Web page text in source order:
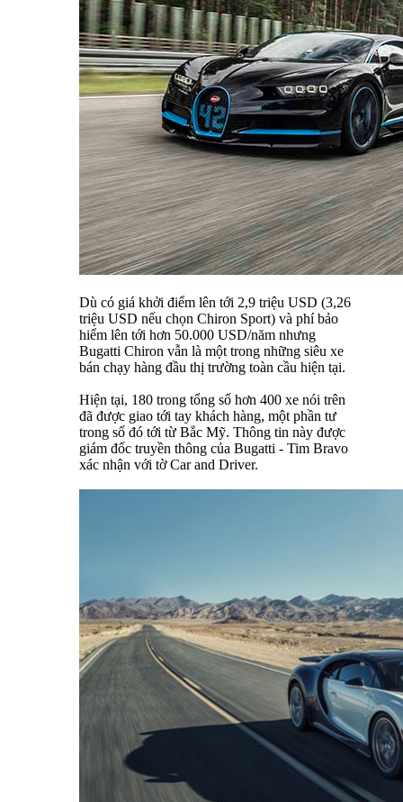
Dù có giá khởi điểm lên tới 2,9 triệu USD (3,26
triệu USD nếu chọn Chiron Sport) và phí bảo
hiểm lên tới hơn 50.000 USD/năm nhưng
Bugatti Chiron vẫn là một trong những siêu xe
bán chạy hàng đầu thị trường toàn cầu hiện tại.
Hiện tại, 180 trong tổng số hơn 400 xe nói trên
đã được giao tới tay khách hàng, một phần tư
trong số đó tới từ Bắc Mỹ. Thông tin này được
giám đốc truyền thông của Bugatti - Tim Bravo
xác nhận với tờ Car and Driver.